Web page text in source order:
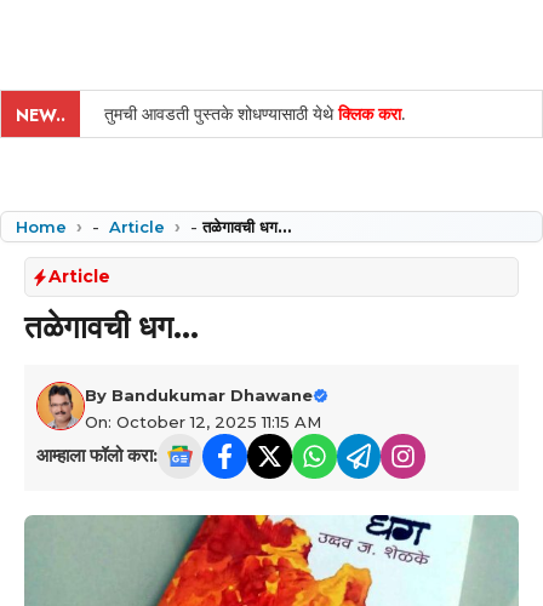
NEW.. तुमची आवडती पुस्तके शोधण्यासाठी येथेक्लिक करा.
Home - Article -तळेगावची धग…
Article
तळेगावची धग…
By Bandukumar Dhawane
On: October 12, 2025 11:15 AM
आम्हाला फॉलो करा: